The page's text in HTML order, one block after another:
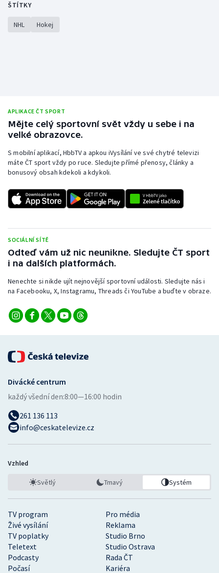
ŠTÍTKY
NHL Hokej
APLIKACE ČT SPORT
Mějte celý sportovní svět vždy u sebe i na
velké obrazovce.
S mobilní aplikací, HbbTV a apkou iVysílání ve své chytré televizi
máte ČT sport vždy po ruce. Sledujte přímé přenosy, články a
bonusový obsah kdekoli a kdykoli.
SOCIÁLNÍ SÍTĚ
Odteď vám už nic neunikne. Sledujte ČT sport
i na dalších platformách.
Nenechte si nikde ujít nejnovější sportovní události. Sledujte nás i
na Facebooku, X, Instagramu, Threads či YouTube a buďte v obraze.
TV program
Pro média
Živé vysílání
Reklama
TV poplatky
Studio Brno
Teletext
Studio Ostrava
Podcasty
Rada ČT
Počasí
Kariéra
Divácké centrum
každý všední den:8:00—16:00 hodin
261 136 113
info@ceskatelevize.cz
Vzhled
Světlý Tmavý Systém